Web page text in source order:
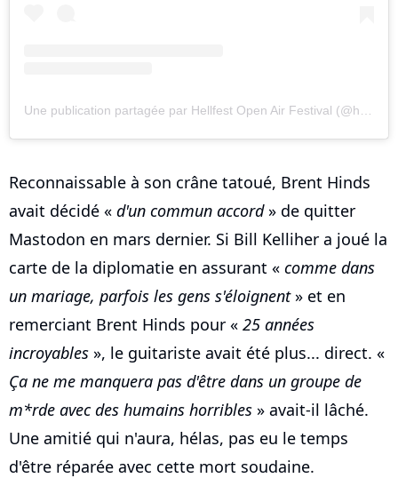
Reconnaissable à son crâne tatoué, Brent Hinds
avait décidé « d'un commun accord» de quitter
Mastodon en mars dernier. Si Bill Kelliher a joué la
carte de la diplomatie en assurant « comme dans
un mariage, parfois les gens s'éloignent» et en
remerciant Brent Hinds pour « 25 années
incroyables », le guitariste avait été plus... direct. «
Ça ne me manquera pas d'être dans un groupe de
m*rde avec des humains horribles » avait-il lâché.
Une amitié qui n'aura, hélas, pas eu le temps
d'être réparée avec cette mort soudaine.